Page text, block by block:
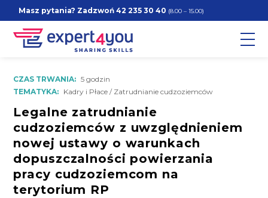
Masz pytania? Zadzwoń42 235 30 40 (8.00 – 15.00)
CZAS TRWANIA: 5 godzin
TEMATYKA: Kadry i Płace / Zatrudnianie cudzoziemców
Legalne zatrudnianie
cudzoziemców z uwzględnieniem
nowej ustawy o warunkach
dopuszczalności powierzania
pracy cudzoziemcom na
terytorium RP